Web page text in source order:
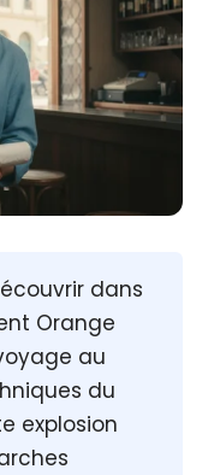
dans
Orange
au
du
explosion